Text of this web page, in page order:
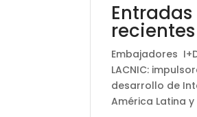
Entradas
recientes
Embajadores
LACNIC:
desarrollo de
América Latina